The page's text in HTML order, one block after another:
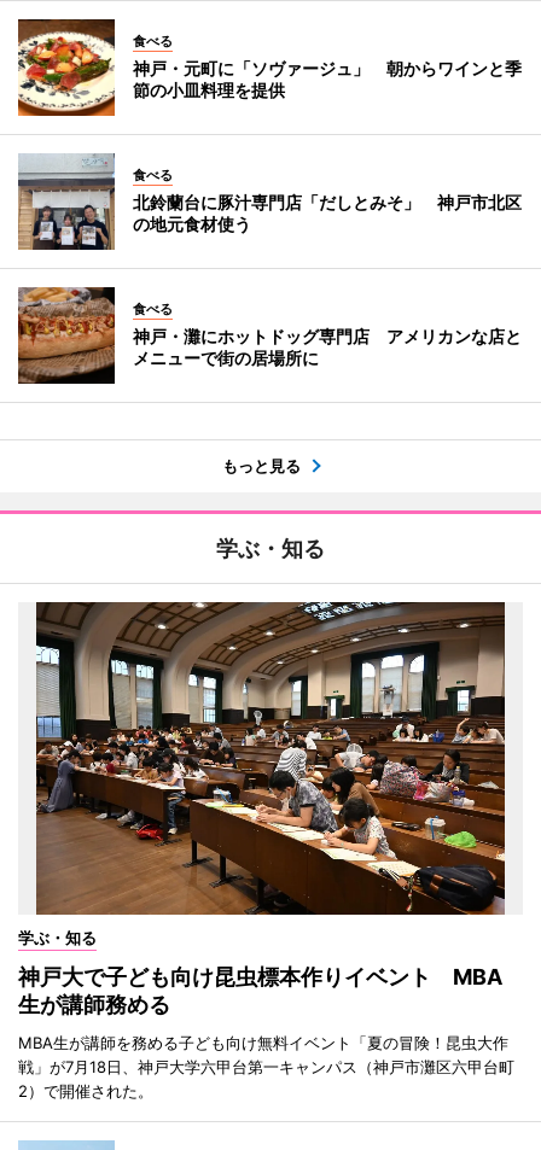
食べる
神戸・元町に「ソヴァージュ」 朝からワインと季
節の小皿料理を提供
食べる
北鈴蘭台に豚汁専門店「だしとみそ」 神戸市北区
の地元食材使う
食べる
神戸・灘にホットドッグ専門店 アメリカンな店と
メニューで街の居場所に
もっと見る
学ぶ・知る
学ぶ・知る
神戸大で子ども向け昆虫標本作りイベント MBA
生が講師務める
MBA生が講師を務める子ども向け無料イベント「夏の冒険！昆虫大作
戦」が7月18日、神戸大学六甲台第一キャンパス（神戸市灘区六甲台町
2）で開催された。